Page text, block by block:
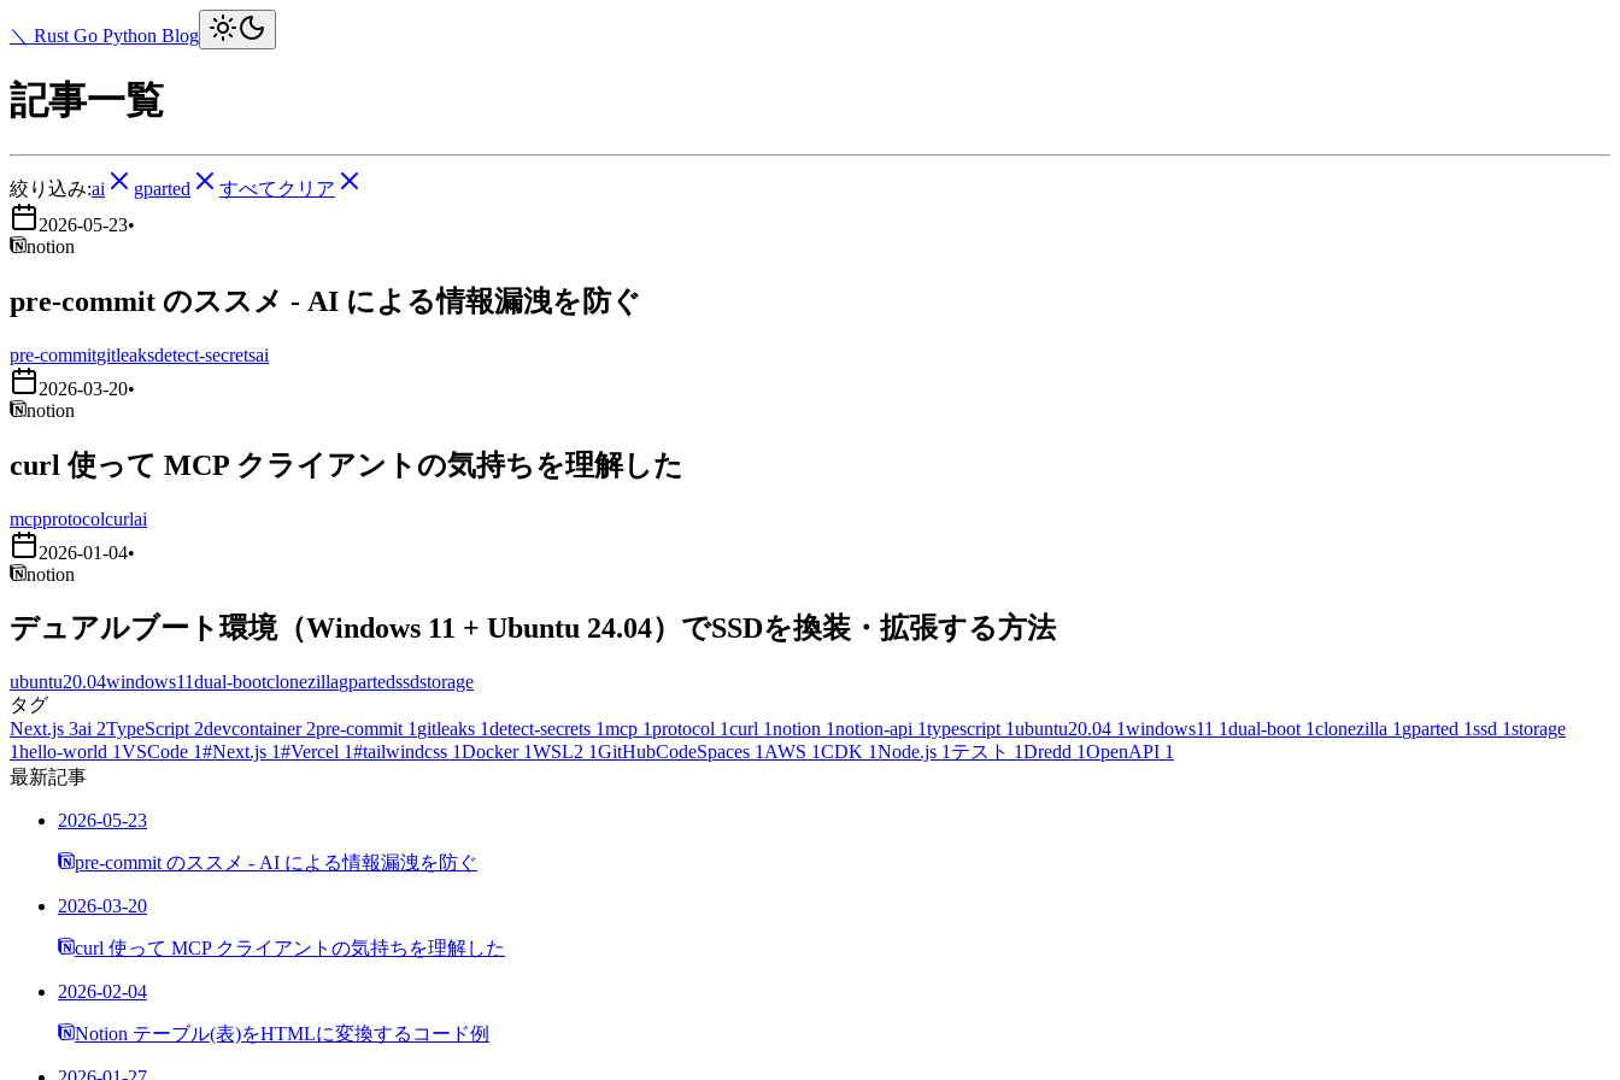
＼ Rust Go Python Blog
記事一覧
絞り込み:ai gparted
すべてクリア
2026-05-23•
notion
pre-commit のススメ - AI による情報漏洩を防ぐ
pre-commitgitleaksdetect-secretsai
2026-03-20•
notion
curl 使って MCP クライアントの気持ちを理解した
mcpprotocolcurlai
2026-01-04•
notion
デュアルブート環境（Windows 11 + Ubuntu 24.04）でSSDを換装・拡張する方法
ubuntu20.04windows11dual-bootclonezillagpartedssdstorage
タグ
Next.js 3ai 2TypeScript 2devcontainer 2pre-commit 1 gitleaks 1detect-secrets 1mcp 1protocol 1curl 1notion 1notion-api 1typescript 1ubuntu20.04 1windows11 1dual-boot 1clonezilla 1 gparted 1ssd 1storage
1hello-world 1VSCode 1#Next.js 1#Vercel 1#tailwindcss 1Docker 1WSL2 1GitHubCodeSpaces 1 AWS 1CDK 1Node.js 1 テスト 1Dredd 1OpenAPI 1
最新記事
2026-05-23
pre-commit のススメ - AI による情報漏洩を防ぐ
2026-03-20
curl 使って MCP クライアントの気持ちを理解した
2026-02-04
Notion テーブル(表)をHTMLに変換するコード例